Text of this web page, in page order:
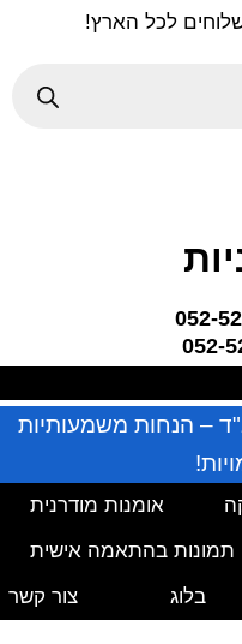
לכל הארץ!
– הנחות משמעותיות
אומנות מודרנית
תמונות בהתאמה אישית
בלוג צור קשר